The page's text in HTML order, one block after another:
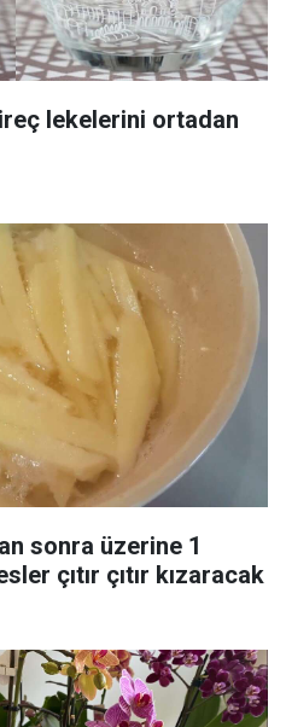
lekelerini ortadan
sonra üzerine 1
çıtır çıtır kızaracak